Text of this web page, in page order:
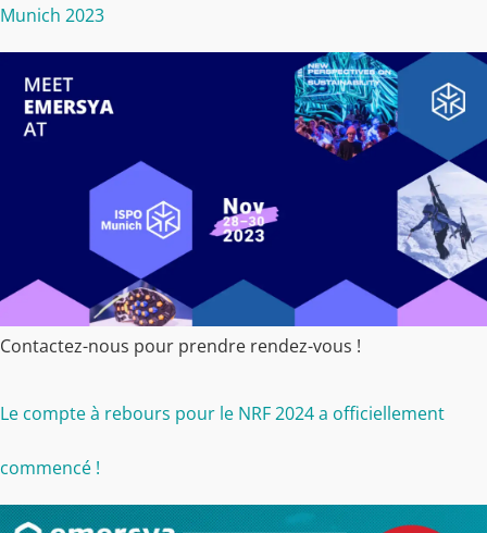
Munich 2023
Contactez-nous pour prendre rendez-vous !
Le compte à rebours pour le NRF 2024 a officiellement
commencé !